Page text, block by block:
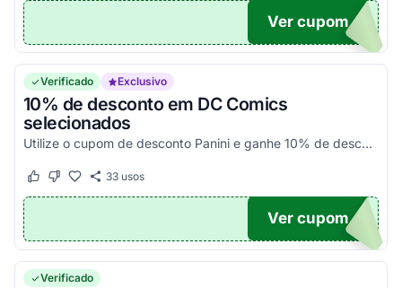
UPOM
Ver cupom
Verificado Exclusivo
10% de desconto em DC Comics
selecionados
Utilize o cupom de desconto Panini e ganhe 10% de desconto em suas compras em DC Comics.
Este cupom funcionou
Este cupom não funcionou
33usos
UPOM
Ver cupom
Verificado